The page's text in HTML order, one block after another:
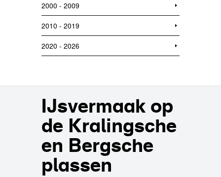
2000 - 2009
2010 - 2019
2020 - 2026
IJsvermaak op
de Kralingsche
en Bergsche
plassen